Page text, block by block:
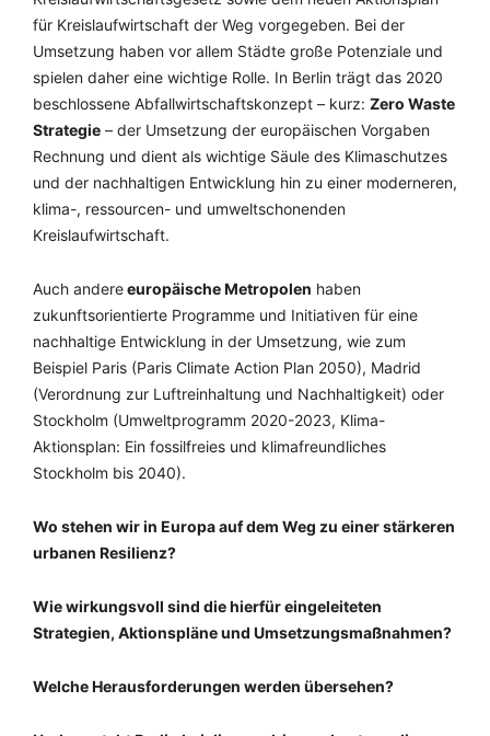
für Kreislaufwirtschaft der Weg vorgegeben. Bei der
Umsetzung haben vor allem Städte große Potenziale und
spielen daher eine wichtige Rolle. In Berlin trägt das 2020
beschlossene Abfallwirtschaftskonzept – kurz: Zero Waste
Strategie – der Umsetzung der europäischen Vorgaben
Rechnung und dient als wichtige Säule des Klimaschutzes
und der nachhaltigen Entwicklung hin zu einer moderneren,
klima-, ressourcen- und umweltschonenden
Kreislaufwirtschaft.
Auch andereeuropäische Metropolen haben
zukunftsorientierte Programme und Initiativen für eine
nachhaltige Entwicklung in der Umsetzung, wie zum
Beispiel Paris (Paris Climate Action Plan 2050), Madrid
(Verordnung zur Luftreinhaltung und Nachhaltigkeit) oder
Stockholm (Umweltprogramm 2020-2023, Klima-
Aktionsplan: Ein fossilfreies und klimafreundliches
Stockholm bis 2040).
Wo stehen wir in Europa auf dem Weg zu einer stärkeren
urbanen Resilienz?
Wie wirkungsvoll sind die hierfür eingeleiteten
Strategien, Aktionspläne und Umsetzungsmaßnahmen?
Welche Herausforderungen werden übersehen?